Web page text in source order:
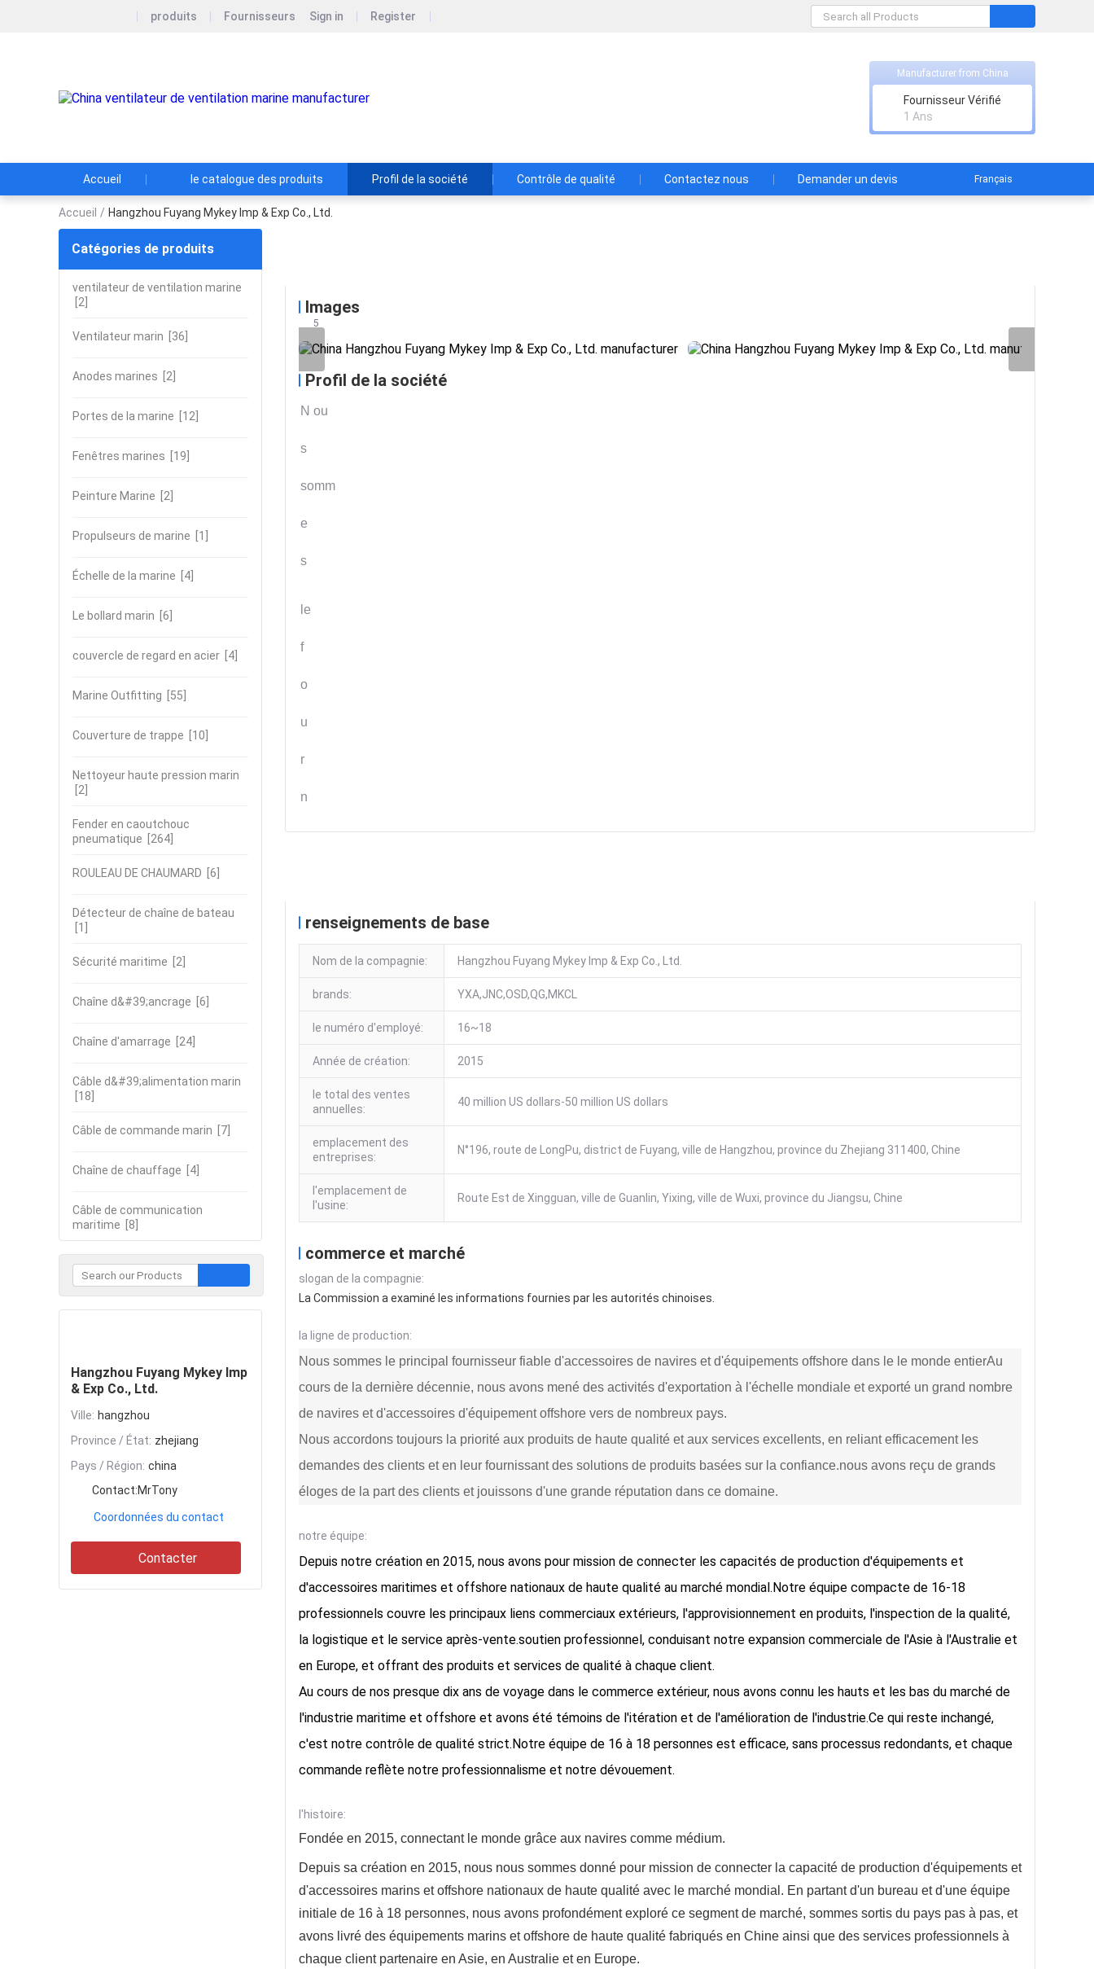
produits Fournisseurs Sign in Register
Manufacturer from China
Fournisseur Vérifié
1 Ans
Accueil le catalogue des produits Profil de la société Contrôle de qualité Contactez nous Demander un devis Français
Accueil / Hangzhou Fuyang Mykey Imp & Exp Co., Ltd.
Catégories de produits
ventilateur de ventilation marine
[2]
Ventilateur marin [36]
Anodes marines [2]
Portes de la marine [12]
Fenêtres marines [19]
Peinture Marine [2]
Propulseurs de marine [1]
Échelle de la marine [4]
Le bollard marin [6]
couvercle de regard en acier [4]
Marine Outfitting [55]
Couverture de trappe [10]
Nettoyeur haute pression marin
[2]
Fender en caoutchouc
pneumatique [264]
ROULEAU DE CHAUMARD [6]
Détecteur de chaîne de bateau
[1]
Sécurité maritime [2]
Chaîne d&#39;ancrage [6]
Chaîne d'amarrage [24]
Câble d&#39;alimentation marin
[18]
Câble de commande marin [7]
Chaîne de chauffage [4]
Câble de communication
maritime [8]
Hangzhou Fuyang Mykey Imp
& Exp Co., Ltd.
Ville: hangzhou
Province / État: zhejiang
Pays / Région: china
Contact:MrTony
Coordonnées du contact
Contacter
Images
5
Profil de la société
N ou
s
somm
e
s
e
f
o
u
r
n
renseignements de base
Nom de la compagnie: Hangzhou Fuyang Mykey Imp & Exp Co., Ltd.
brands: YXA,JNC,OSD,QG,MKCL
le numéro d'employé: 16~18
Année de création: 2015
le total des ventes
annuelles:
40 million US dollars-50 million US dollars
emplacement des
entreprises:
N°196, route de LongPu, district de Fuyang, ville de Hangzhou, province du Zhejiang 311400, Chine
l'emplacement de
l'usine:
Route Est de Xingguan, ville de Guanlin, Yixing, ville de Wuxi, province du Jiangsu, Chine
commerce et marché
slogan de la compagnie:
La Commission a examiné les informations fournies par les autorités chinoises.
la ligne de production:
Nous sommes le principal fournisseur fiable d'accessoires de navires et d'équipements offshore dans le le monde entierAu
cours de la dernière décennie, nous avons mené des activités d'exportation à l'échelle mondiale et exporté un grand nombre
de navires et d'accessoires d'équipement offshore vers de nombreux pays.
Nous accordons toujours la priorité aux produits de haute qualité et aux services excellents, en reliant efficacement les
demandes des clients et en leur fournissant des solutions de produits basées sur la confiance.nous avons reçu de grands
éloges de la part des clients et jouissons d'une grande réputation dans ce domaine.
notre équipe:
Depuis notre création en 2015, nous avons pour mission de connecter les capacités de production d'équipements et
d'accessoires maritimes et offshore nationaux de haute qualité au marché mondial.Notre équipe compacte de 16-18
professionnels couvre les principaux liens commerciaux extérieurs, l'approvisionnement en produits, l'inspection de la qualité,
la logistique et le service après-vente.soutien professionnel, conduisant notre expansion commerciale de l'Asie à l'Australie et
en Europe, et offrant des produits et services de qualité à chaque client.
Au cours de nos presque dix ans de voyage dans le commerce extérieur, nous avons connu les hauts et les bas du marché de
l'industrie maritime et offshore et avons été témoins de l'itération et de l'amélioration de l'industrie.Ce qui reste inchangé,
c'est notre contrôle de qualité strict.Notre équipe de 16 à 18 personnes est efficace, sans processus redondants, et chaque
commande reflète notre professionnalisme et notre dévouement.
l'histoire:
Fondée en 2015, connectant le monde grâce aux navires comme médium.
Depuis sa création en 2015, nous nous sommes donné pour mission de connecter la capacité de production d'équipements et
d'accessoires marins et offshore nationaux de haute qualité avec le marché mondial. En partant d'un bureau et d'une équipe
initiale de 16 à 18 personnes, nous avons profondément exploré ce segment de marché, sommes sortis du pays pas à pas, et
avons livré des équipements marins et offshore de haute qualité fabriqués en Chine ainsi que des services professionnels à
chaque client partenaire en Asie, en Australie et en Europe.